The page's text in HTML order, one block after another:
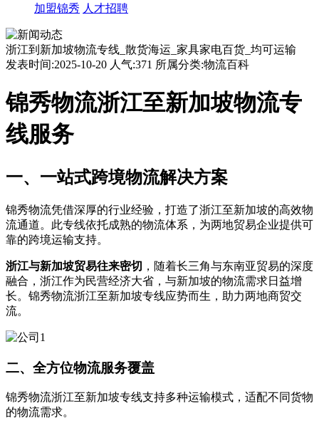
加盟锦秀 人才招聘
浙江到新加坡物流专线_散货海运_家具家电百货_均可运输
发表时间:2025-10-20 人气:371 所属分类:物流百科
锦秀物流浙江至新加坡物流专
线服务
一、一站式跨境物流解决方案
锦秀物流凭借深厚的行业经验，打造了浙江至新加坡的高效物
流通道。此专线依托成熟的物流体系，为两地贸易企业提供可
靠的跨境运输支持。
浙江与新加坡贸易往来密切 ，随着长三角与东南亚贸易的深度
融合，浙江作为民营经济大省，与新加坡的物流需求日益增
长。锦秀物流浙江至新加坡专线应势而生，助力两地商贸交
流。
二、全方位物流服务覆盖
锦秀物流浙江至新加坡专线支持多种运输模式，适配不同货物
的物流需求。